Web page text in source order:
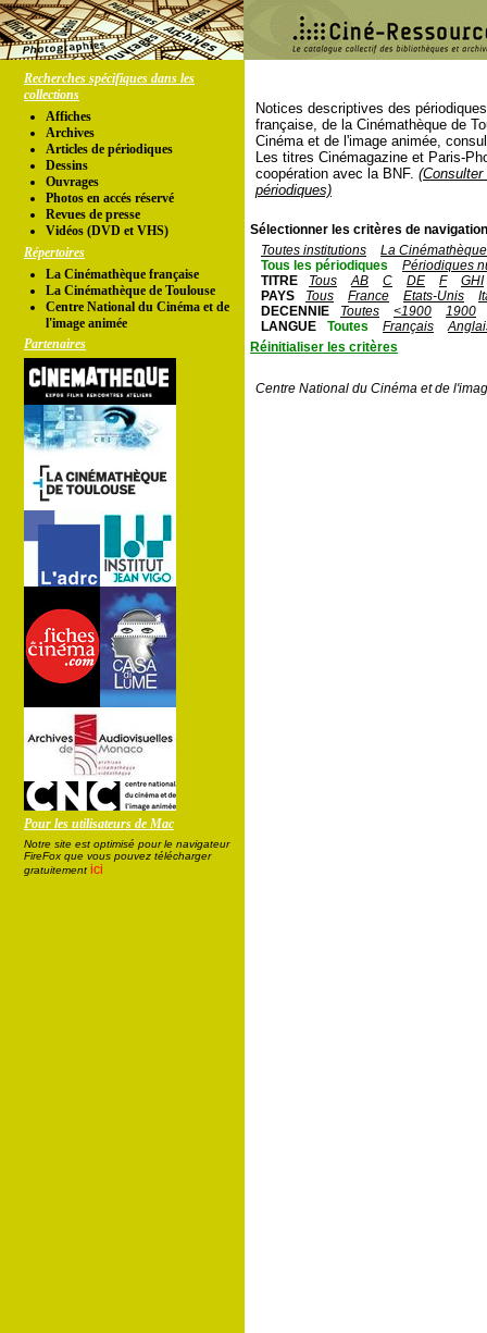
Recherches spécifiques dans les
collections
Affiches
Archives
Articles de périodiques
Dessins
Ouvrages
Photos en accés réservé
Revues de presse
Vidéos (DVD et VHS)
Répertoires
La Cinémathèque française
La Cinémathèque de Toulouse
Centre National du Cinéma et de
l'image animée
Partenaires
Pour les utilisateurs de Mac
Notre site est optimisé pour le navigateur
FireFox que vous pouvez télécharger
gratuitement ici
Notices descriptives des
française, de la Cinémathèque de
Cinéma et de l'image animée,
Les titres Cinémagazine et Paris-
coopération avec la BNF.
périodiques)
Sélectionner les critères de
Toutes institutions
La
Tous les périodiques
Périodiques
TITRE
Tous AB C DE F
GHI
PAYS
Tous France Etats-Unis
DECENNIE
Toutes <1900
1900
LANGUE
Toutes Français
Réinitialiser les critères
Centre National du Cinéma et de